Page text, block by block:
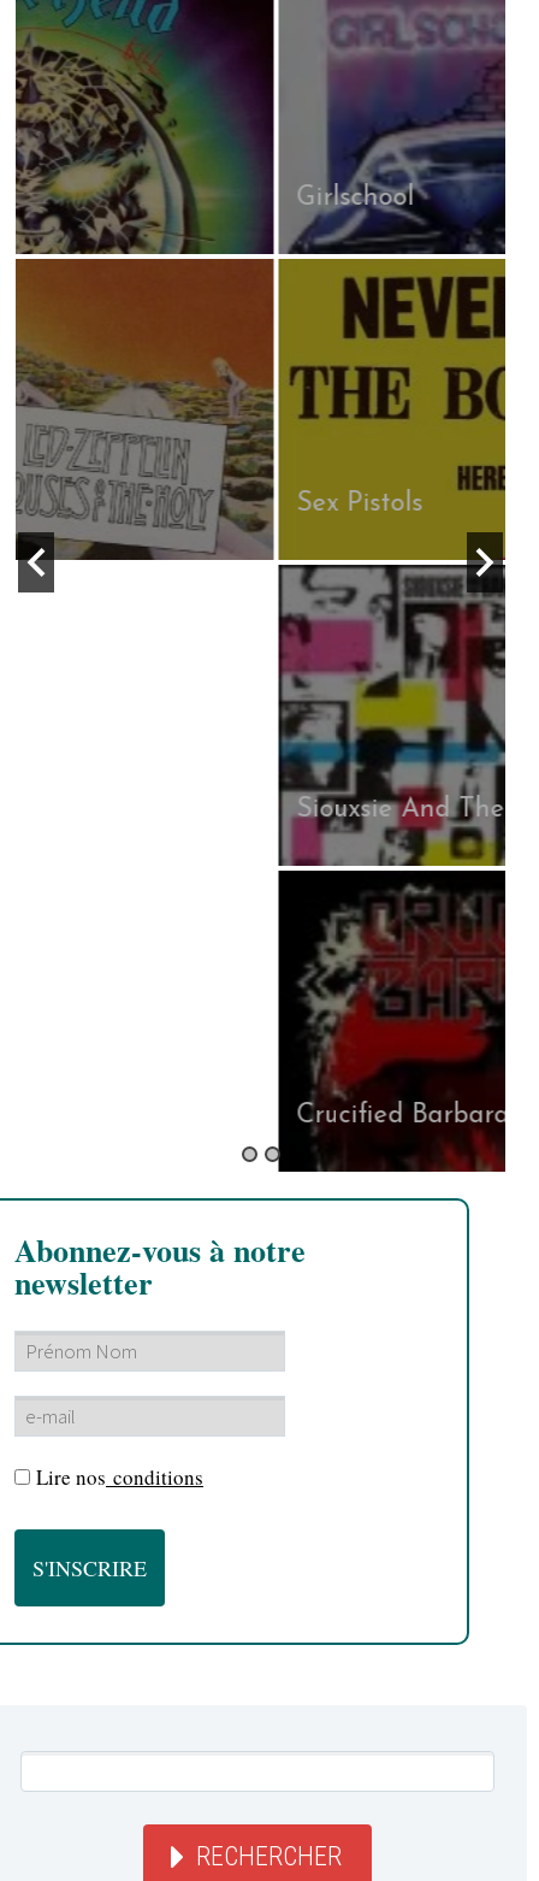
Girlschool
Sex Pistols
Siouxsie And The Banshees
Abonnez-vous à notre
newsletter
Lire nos conditions
RECHERCHER